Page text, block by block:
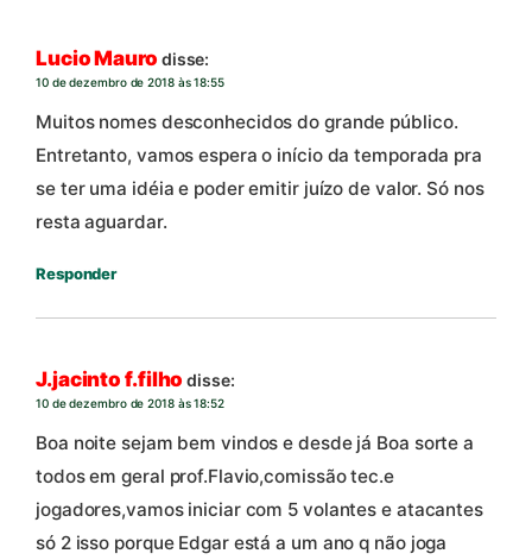
Lucio Mauro disse:
10 de dezembro de 2018 às 18:55
Muitos nomes desconhecidos do grande público.
Entretanto, vamos espera o início da temporada pra
se ter uma idéia e poder emitir juízo de valor. Só nos
resta aguardar.
Responder
J.jacinto f.filho disse:
10 de dezembro de 2018 às 18:52
Boa noite sejam bem vindos e desde já Boa sorte a
todos em geral prof.Flavio,comissão tec.e
jogadores,vamos iniciar com 5 volantes e atacantes
só 2 isso porque Edgar está a um ano q não joga